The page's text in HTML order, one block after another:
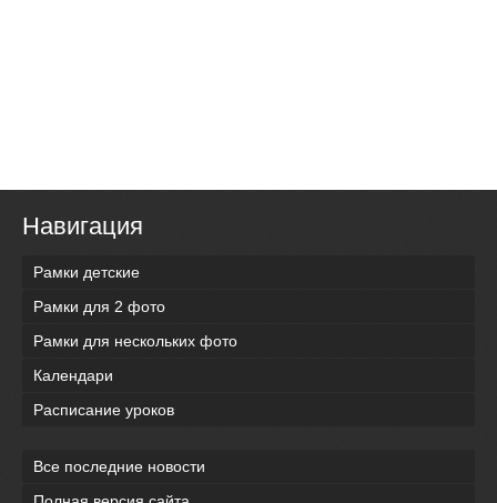
Навигация
Рамки детские
Рамки для 2 фото
Рамки для нескольких фото
Календари
Расписание уроков
Все последние новости